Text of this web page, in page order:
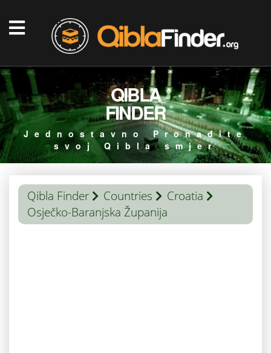
QIBLA
FINDER
Jednostavno Pronađite
svoj Qibla smjer
Qibla Finder Countries
Croatia
Osječko-Baranjska Županija